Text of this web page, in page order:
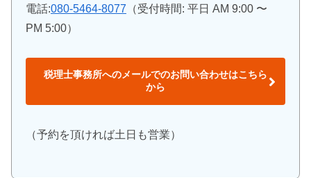
電話:080-5464-8077 （受付時間: 平日 AM 9:00 〜
PM 5:00）
税理士事務所へのメールでのお問い合わせはこちら
から
（予約を頂ければ土日も営業）